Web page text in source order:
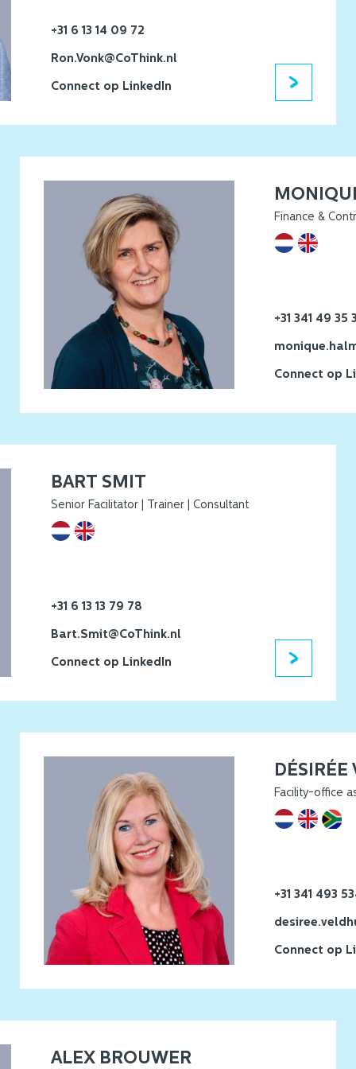
+31 6 13 14 09 72
Ron.Vonk@CoThink.nl
Connect op LinkedIn
Finance &
+31 341 49 35
Connect op
BART SMIT
Senior Facilitator | Trainer | Consultant
+31 6 13 13 79 78
Bart.Smit@CoThink.nl
Connect op LinkedIn
DÉSIRÉE
Facility-office
+31 341 493
Connect op
ALEX BROUWER